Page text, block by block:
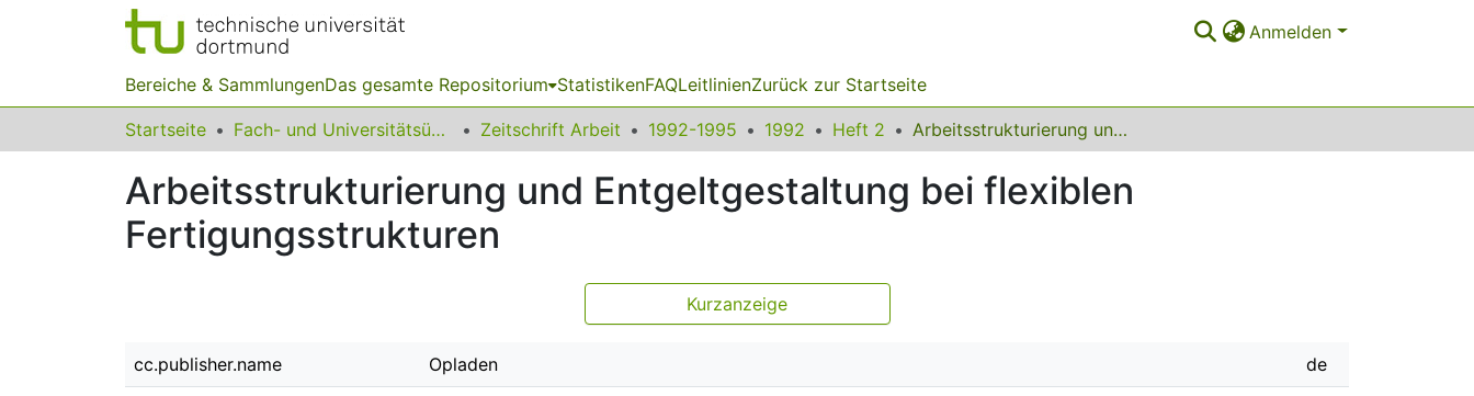
Anmelden
Bereiche & SammlungenDas gesamte Repositorium StatistikenFAQLeitlinienZurück zur Startseite
Startseite Fach- und Universitätsübergreifendes Zeitschrift Arbeit 1992-1995 1992 Heft 2 Arbeitsstrukturierung und Entgeltgestaltung bei flexiblen Fertigungsstrukturen
Arbeitsstrukturierung und Entgeltgestaltung bei flexiblen
Fertigungsstrukturen
Kurzanzeige
cc.publisher.name Opladen de